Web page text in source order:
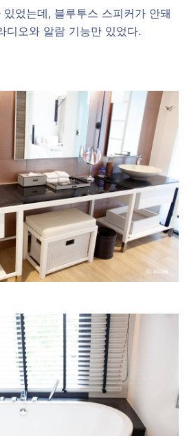
었는데, 블루투스 스피커가 안돼
디오와 알람 기능만 있었다.